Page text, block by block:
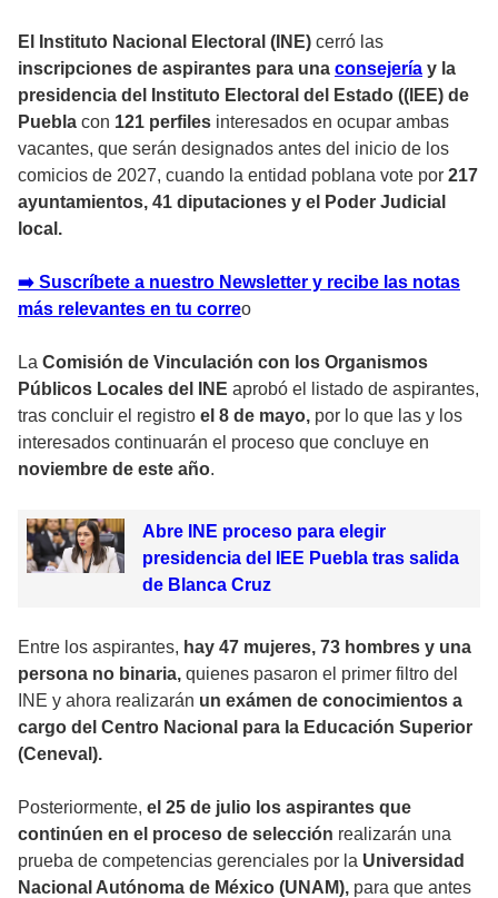
El Instituto Nacional Electoral (INE) cerró las
inscripciones de aspirantes para una consejería y la
presidencia del Instituto Electoral del Estado ((IEE) de
Puebla con 121 perfiles interesados en ocupar ambas
vacantes, que serán designados antes del inicio de los
comicios de 2027, cuando la entidad poblana vote por 217
ayuntamientos, 41 diputaciones y el Poder Judicial
local.
➡️ Suscríbete a nuestro Newsletter y recibe las notas
más relevantes en tu correo
La Comisión de Vinculación con los Organismos
Públicos Locales del INE aprobó el listado de aspirantes,
tras concluir el registro el 8 de mayo, por lo que las y los
interesados continuarán el proceso que concluye en
noviembre de este año.
Abre INE proceso para elegir
presidencia del IEE Puebla tras salida
de Blanca Cruz
Entre los aspirantes, hay 47 mujeres, 73 hombres y una
persona no binaria, quienes pasaron el primer filtro del
INE y ahora realizarán un exámen de conocimientos a
cargo del Centro Nacional para la Educación Superior
(Ceneval).
Posteriormente, el 25 de julio los aspirantes que
continúen en el proceso de selección realizarán una
prueba de competencias gerenciales por la Universidad
Nacional Autónoma de México (UNAM), para que antes